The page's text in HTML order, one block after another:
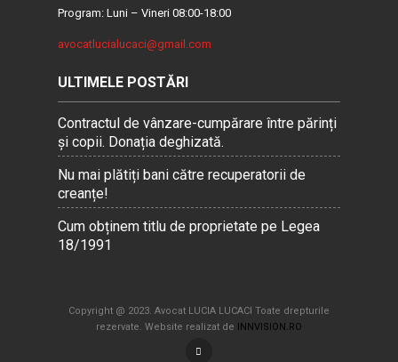
Program: Luni – Vineri 08:00-18:00
avocatlucialucaci@gmail.com
ULTIMELE POSTĂRI
Contractul de vânzare-cumpărare între părinți
și copii. Donația deghizată.
Nu mai plătiți bani către recuperatorii de
creanțe!
Cum obținem titlu de proprietate pe Legea
18/1991
Copyright @ 2023. Avocat LUCIA LUCACI Toate drepturile
rezervate. Website realizat de INNVISION.RO